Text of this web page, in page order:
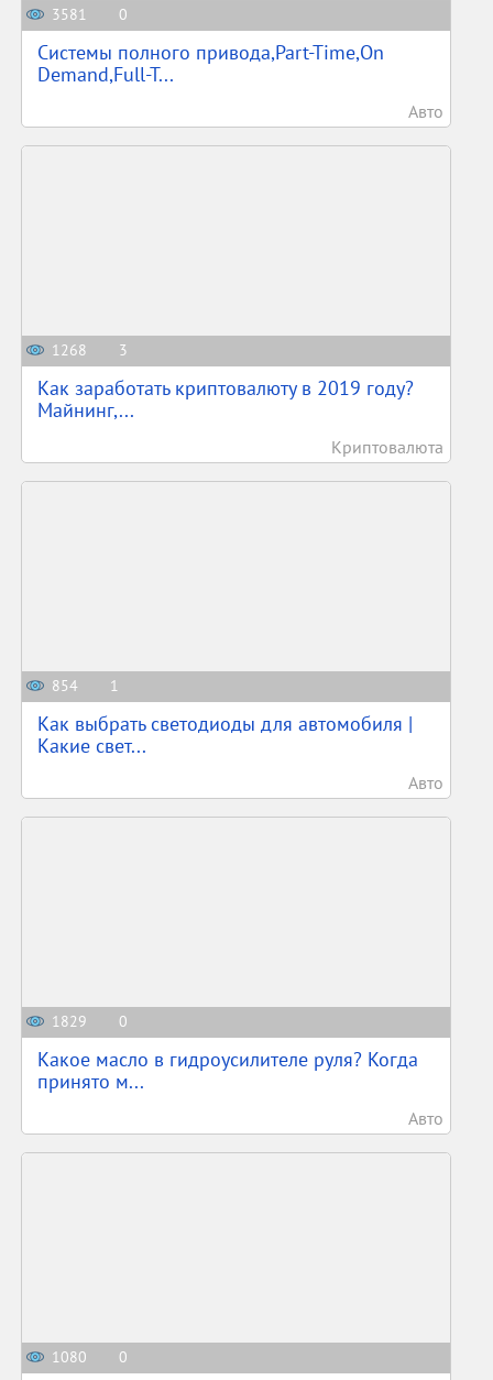
3581 0
Системы полного привода,Part-Time,On
Demand,Full-T...
Авто
1268 3
Как заработать криптовалюту в 2019 году?
Майнинг,...
Криптовалюта
854 1
Как выбрать светодиоды для автомобиля |
Какие свет...
Авто
1829 0
Какое масло в гидроусилителе руля? Когда
принято м...
Авто
1080 0